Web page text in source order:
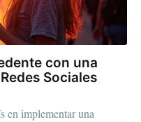
con una
Sociales
en implementar una